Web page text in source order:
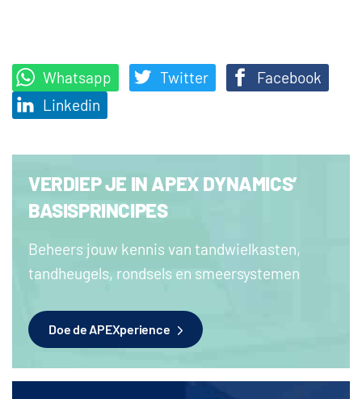
Whatsapp Twitter
Facebook
Linkedin
VERDIEP JE IN APEX DYNAMICS’
BASISPRINCIPES
Beheers jouw kennis van tandwielkasten,
tandheugels, rondsels en smeersystemen
Doe de APEXperience